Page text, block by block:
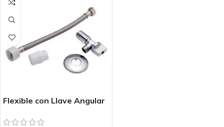
Flexible con Llave Angular